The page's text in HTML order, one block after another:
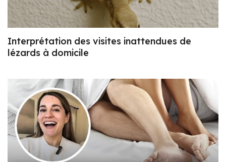
Interprétation des visites inattendues de
lézards à domicile